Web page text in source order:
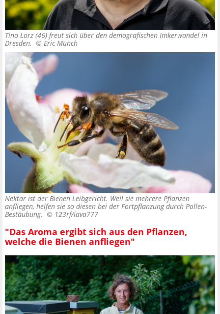
Tino Lorz (46) freut sich über den demografischen Imkerwandel in
Dresden. © Eric Münch
Nektar ist der Bienen Leibgericht. Weil sie mehrere Pflanzen
anfliegen, helfen sie so diesen bei der Fortpflanzung durch Pollen-
Bestäubung. © 123rf/iava777
"Das Aroma ergibt sich aus den Pflanzen,
welche die Bienen anfliegen"